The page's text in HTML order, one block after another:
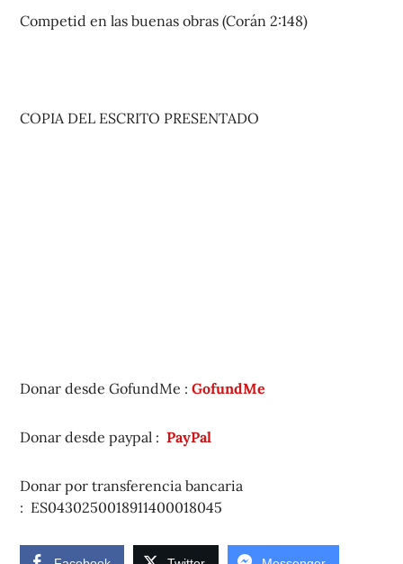
Competid en las buenas obras (Corán 2:148)
COPIA DEL ESCRITO PRESENTADO
Donar desde GofundMe :GofundMe
Donar desde paypal :PayPal
Donar por transferencia bancaria
: ES0430250018911400018045